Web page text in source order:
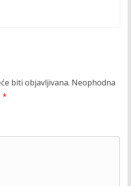
biti objavljivana. Neophodna
*